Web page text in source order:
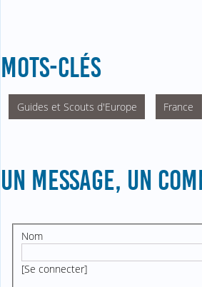
MOTS-CLÉS
Guides et Scouts d'Europe France
UN MESSAGE, UN
Nom
[Se connecter]